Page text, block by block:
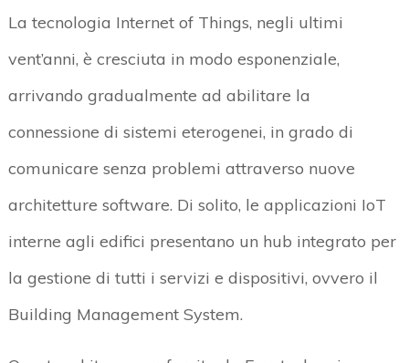
La tecnologia Internet of Things, negli ultimi
vent’anni, è cresciuta in modo esponenziale,
arrivando gradualmente ad abilitare la
connessione di sistemi eterogenei, in grado di
comunicare senza problemi attraverso nuove
architetture software. Di solito, le applicazioni IoT
interne agli edifici presentano un hub integrato per
la gestione di tutti i servizi e dispositivi, ovvero il
Building Management System.